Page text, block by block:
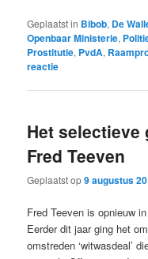
Geplaatst in Bibob, De
Openbaar Ministerie,
Prostitutie, PvdA,
reactie
Het selectieve
Fred Teeven
Geplaatst op9 augustus
Fred Teeven is opnieuw
Eerder dit jaar ging het
omstreden ‘witwasdeal’